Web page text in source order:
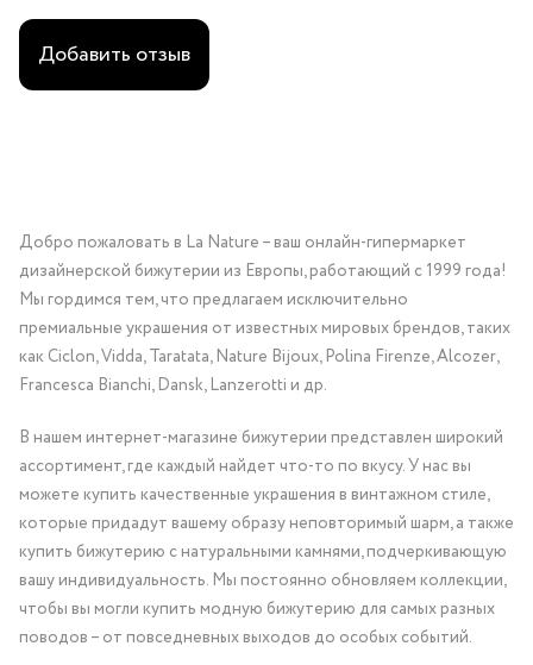
Добавить отзыв
Добро пожаловать в La Nature – ваш онлайн-гипермаркет
дизайнерской бижутерии из Европы, работающий с 1999 года!
Мы гордимся тем, что предлагаем исключительно
премиальные украшения от известных мировых брендов, таких
как Ciclon, Vidda, Taratata, Nature Bijoux, Polina Firenze, Alcozer,
Francesca Bianchi, Dansk, Lanzerotti и др.
В нашем интернет-магазине бижутерии представлен широкий
ассортимент, где каждый найдет что-то по вкусу. У нас вы
можете купить качественные украшения в винтажном стиле,
которые придадут вашему образу неповторимый шарм, а также
купить бижутерию с натуральными камнями, подчеркивающую
вашу индивидуальность. Мы постоянно обновляем коллекции,
чтобы вы могли купить модную бижутерию для самых разных
поводов – от повседневных выходов до особых событий.